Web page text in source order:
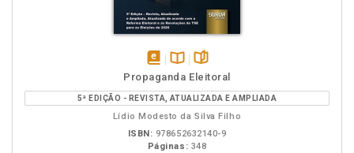
disponível
em
eBook
Disponível
na
B.V.
páginas
Propaganda Eleitoral
5ª EDIÇÃO - REVISTA, ATUALIZADA E AMPLIADA
Lídio Modesto da Silva Filho
ISBN: 978652632140-9
Páginas: 348